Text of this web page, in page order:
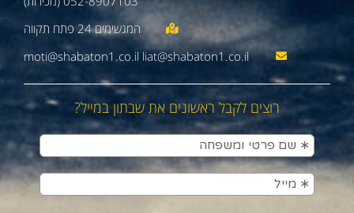
moti@shabaton1.co.il liat@shabaton1.co.il
רוצים לקבל ראשונים את שבתון במייל?